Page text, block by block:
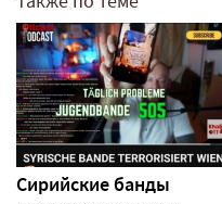
Сирийские банды